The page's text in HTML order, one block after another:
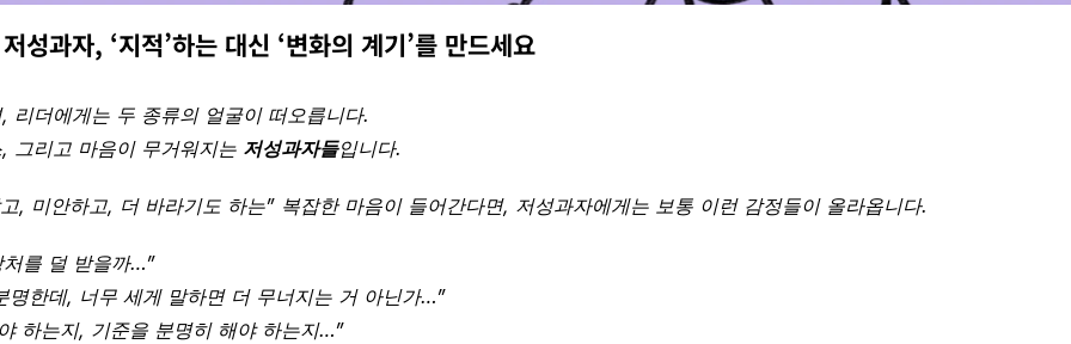
성과자, ‘지적’하는 대신 ‘변화의 계기’를 만드세요
리더에게는 두 종류의 얼굴이 떠오릅니다.
그리고 마음이 무거워지는 저성과자들입니다.
, 미안하고, 더 바라기도 하는” 복잡한 마음이 들어간다면, 저성과자에게는 보통 이런 감정들이 올라옵니다.
를 덜 받을까…”
명한데, 너무 세게 말하면 더 무너지는 거 아닌가…”
하는지, 기준을 분명히 해야 하는지…”